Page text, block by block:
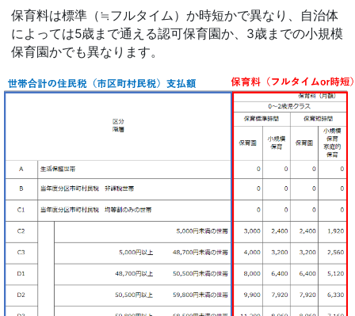
保育料は標準（≒フルタイム）か時短かで異なり、自治体
によっては5歳まで通える認可保育園か、3歳までの小規模
保育園かでも異なります。